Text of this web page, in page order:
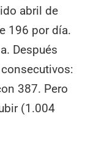
abril de
196 por día.
Después
387. Pero
(1.004